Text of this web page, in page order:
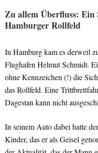
Zu allem Überfluss: Ein
Hamburger Rollfeld
In Hamburg kam es derweil
Flughafen Helmut Schmidt.
ohne Kennzeichen (!) die
das Rollfeld. Eine
Dagestan kann nicht
In seinem Auto dabei hatte
Kinder, das er als Geisel